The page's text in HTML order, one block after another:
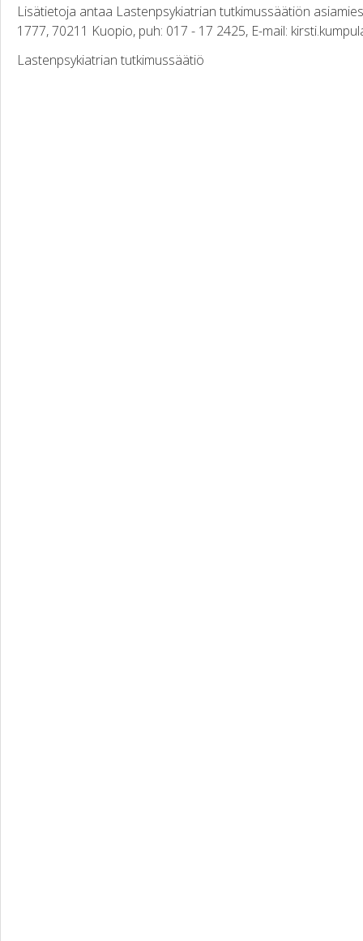
Lisätietoja antaa Lastenpsykiatrian tutkimussäätiön
1777, 70211 Kuopio, puh: 017 - 17 2425, E-mail:
Lastenpsykiatrian tutkimussäätiö